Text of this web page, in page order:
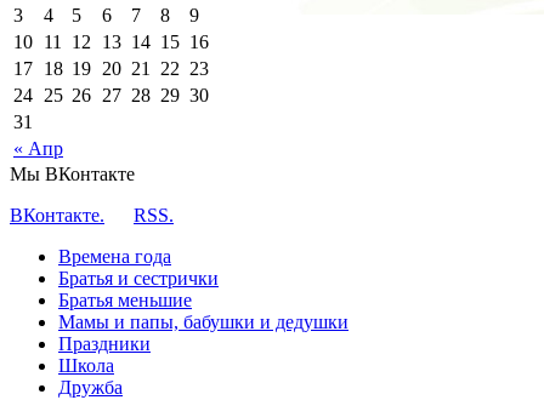
« Апр
3 4 5 6 7 8
9
10 11 12 13 14 15 16
17 18 19 20 21 22 23
24 25 26 27 28 29 30
31
Мы ВКонтакте
ВКонтакте.
RSS.
Времена года
Братья и сестрички
Братья меньшие
Мамы и папы, бабушки и дедушки
Праздники
Школа
Дружба